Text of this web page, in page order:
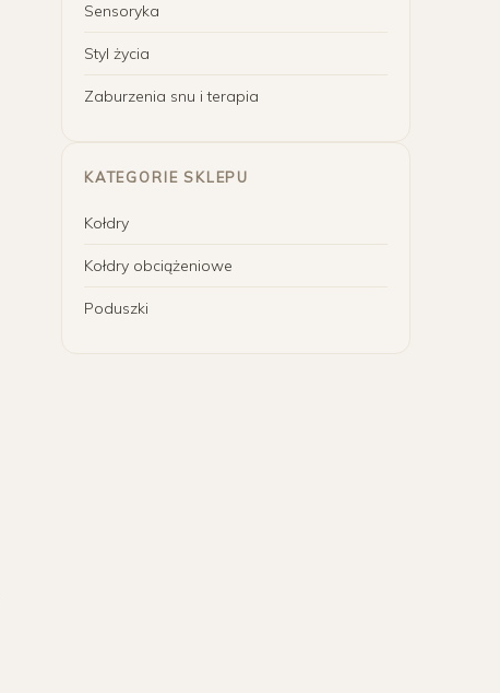
Sensoryka
Styl życia
Zaburzenia snu i terapia
KATEGORIE SKLEPU
Kołdry
Kołdry obciążeniowe
Poduszki